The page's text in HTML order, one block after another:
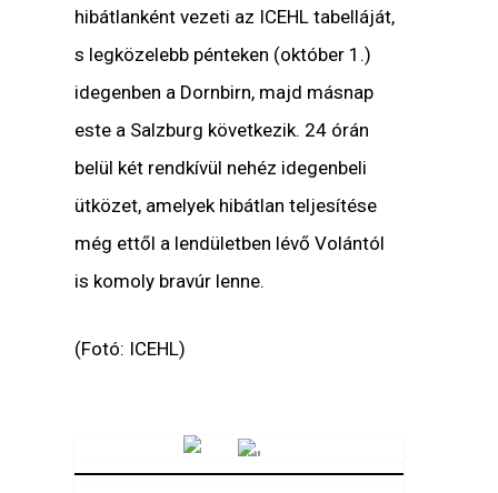
hibátlanként vezeti az ICEHL tabelláját,
s legközelebb pénteken (október 1.)
idegenben a Dornbirn, majd másnap
este a Salzburg következik. 24 órán
belül két rendkívül nehéz idegenbeli
ütközet, amelyek hibátlan teljesítése
még ettől a lendületben lévő Volántól
is komoly bravúr lenne.
(Fotó: ICEHL)